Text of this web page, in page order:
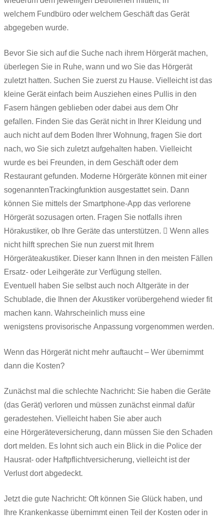
welchem Fundbüro oder welchem Geschäft das Gerät
abgegeben wurde.
Bevor Sie sich auf die Suche nach ihrem Hörgerät machen,
überlegen Sie in Ruhe, wann und wo Sie das Hörgerät
zuletzt hatten. Suchen Sie zuerst zu Hause. Vielleicht ist das
kleine Gerät einfach beim Ausziehen eines Pullis in den
Fasern hängen geblieben oder dabei aus dem Ohr
gefallen. Finden Sie das Gerät nicht in Ihrer Kleidung und
auch nicht auf dem Boden Ihrer Wohnung, fragen Sie dort
nach, wo Sie sich zuletzt aufgehalten haben. Vielleicht
wurde es bei Freunden, in dem Geschäft oder dem
Restaurant gefunden. Moderne Hörgeräte können mit einer
sogenanntenTrackingfunktion ausgestattet sein. Dann
können Sie mittels der Smartphone-App das verlorene
Hörgerät sozusagen orten. Fragen Sie notfalls ihren
Hörakustiker, ob Ihre Geräte das unterstützen.  Wenn alles
nicht hilft sprechen Sie nun zuerst mit Ihrem
Hörgeräteakustiker. Dieser kann Ihnen in den meisten Fällen
Ersatz- oder Leihgeräte zur Verfügung stellen.
Eventuell haben Sie selbst auch noch Altgeräte in der
Schublade, die Ihnen der Akustiker vorübergehend wieder fit
machen kann. Wahrscheinlich muss eine
wenigstens provisorische Anpassung vorgenommen werden.
Wenn das Hörgerät nicht mehr auftaucht – Wer übernimmt
dann die Kosten?
Zunächst mal die schlechte Nachricht: Sie haben die Geräte
(das Gerät) verloren und müssen zunächst einmal dafür
geradestehen. Vielleicht haben Sie aber auch
eine Hörgeräteversicherung, dann müssen Sie den Schaden
dort melden. Es lohnt sich auch ein Blick in die Police der
Hausrat- oder Haftpflichtversicherung, vielleicht ist der
Verlust dort abgedeckt.
Jetzt die gute Nachricht: Oft können Sie Glück haben, und
Ihre Krankenkasse übernimmt einen Teil der Kosten oder in